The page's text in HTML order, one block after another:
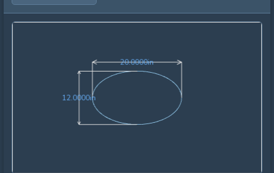
20.0000in20.0000in
12.0000in12.0000in